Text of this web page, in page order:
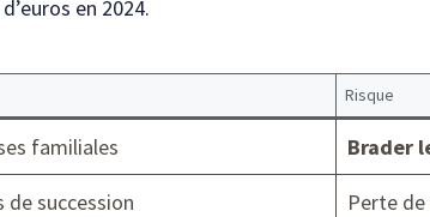
en 2024.
Risque
familiales
Brader
succession
Perte